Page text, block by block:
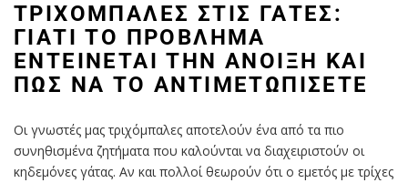
ΤΡΙΧΌΜΠΑΛΕΣ ΣΤΙΣ ΓΆΤΕΣ:
ΓΙΑΤΊ ΤΟ ΠΡΌΒΛΗΜΑ
ΕΝΤΕΊΝΕΤΑΙ ΤΗΝ ΆΝΟΙΞΗ ΚΑΙ
ΠΏΣ ΝΑ ΤΟ ΑΝΤΙΜΕΤΩΠΊΣΕΤΕ
Οι γνωστές μας τριχόμπαλες αποτελούν ένα από τα πιο
συνηθισμένα ζητήματα που καλούνται να διαχειριστούν οι
κηδεμόνες γάτας. Αν και πολλοί θεωρούν ότι ο εμετός με τρίχες